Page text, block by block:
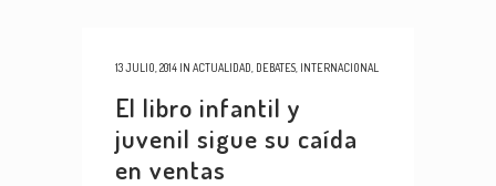
13 JULIO, 2014 IN ACTUALIDAD DEBATES INTERNACIONAL
El libro infantil y
juvenil sigue su caída
en ventas